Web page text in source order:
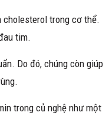
cholesterol trong cơ thể.
tim.
Do đó, chúng còn giúp
trong củ nghệ như một